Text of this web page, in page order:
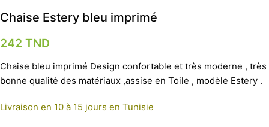
Chaise Estery bleu imprimé
242 TND
Chaise bleu imprimé Design confortable et très moderne , très
bonne qualité des matériaux ,assise en Toile , modèle Estery .
Livraison en 10 à 15 jours en Tunisie